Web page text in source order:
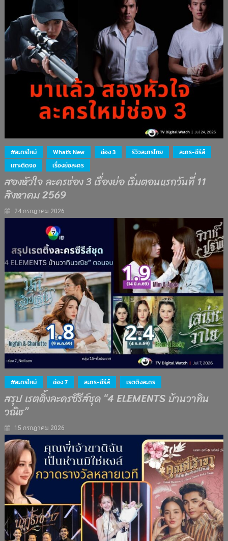
#ละครใหม่ What's New ช่อง 3 รีวิวละครไทย
ละคร-ซีรีส์
เกาะติดจอ
เรื่องย่อละคร
สองหัวใจ ละครช่อง 3 เรื่องย่อ เริ่มตอนแรกวันที่ 11
สิงหาคม 2569
24 กรกฎาคม 2026
#ละครใหม่ ช่อง 7 ละคร-ซีรีส์ เรตติงละคร
สรุป เรตติ้งละครซีรีส์ชุด “4 ELEMENTS บ้านวาทิน
วณิช”
15 กรกฎาคม 2026